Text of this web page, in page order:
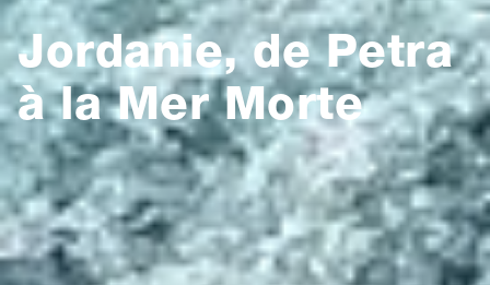
Jordanie, de Petra
à la Mer Morte